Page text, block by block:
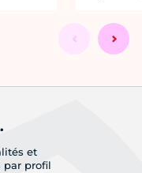
et
par profil